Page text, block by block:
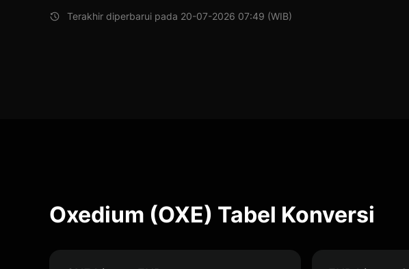
Terakhir diperbarui pada 20-07-2026 07:49 (WIB)
Oxedium (OXE) Tabel Konversi